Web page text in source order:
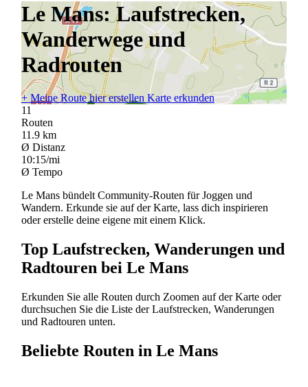
Le Mans: Laufstrecken,
Wanderwege und
Radrouten
+Meine Route hier erstellen Karte erkunden
11
Routen
11.9 km
Ø Distanz
10:15/mi
Ø Tempo
Le Mans bündelt Community-Routen für Joggen und
Wandern. Erkunde sie auf der Karte, lass dich inspirieren
oder erstelle deine eigene mit einem Klick.
Top Laufstrecken, Wanderungen und
Radtouren bei Le Mans
Erkunden Sie alle Routen durch Zoomen auf der Karte oder
durchsuchen Sie die Liste der Laufstrecken, Wanderungen
und Radtouren unten.
Beliebte Routen in Le Mans